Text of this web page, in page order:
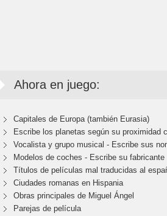
Ahora en juego:
Capitales de Europa (también Eurasia)
Escribe los planetas según su proximidad
Vocalista y grupo musical - Escribe sus
Modelos de coches - Escribe su fabricante
Títulos de películas mal traducidas al
Ciudades romanas en Hispania
Obras principales de Miguel Ángel
Parejas de película